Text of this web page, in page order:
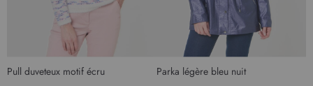
Pull duveteux motif écru Parka légère bleu nuit